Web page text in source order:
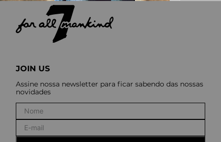
JOIN US
Assine nossa newsletter para ficar sabendo das nossas
novidades